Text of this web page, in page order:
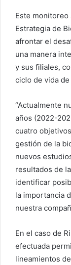
Este
Estrategia de
afrontar el
una manera
y sus filiales,
ciclo de vida
“Actualmente
años (2022-
cuatro
gestión de la
nuevos
resultados de
identificar
la importancia
nuestra
En el caso de
efectuada
lineamientos